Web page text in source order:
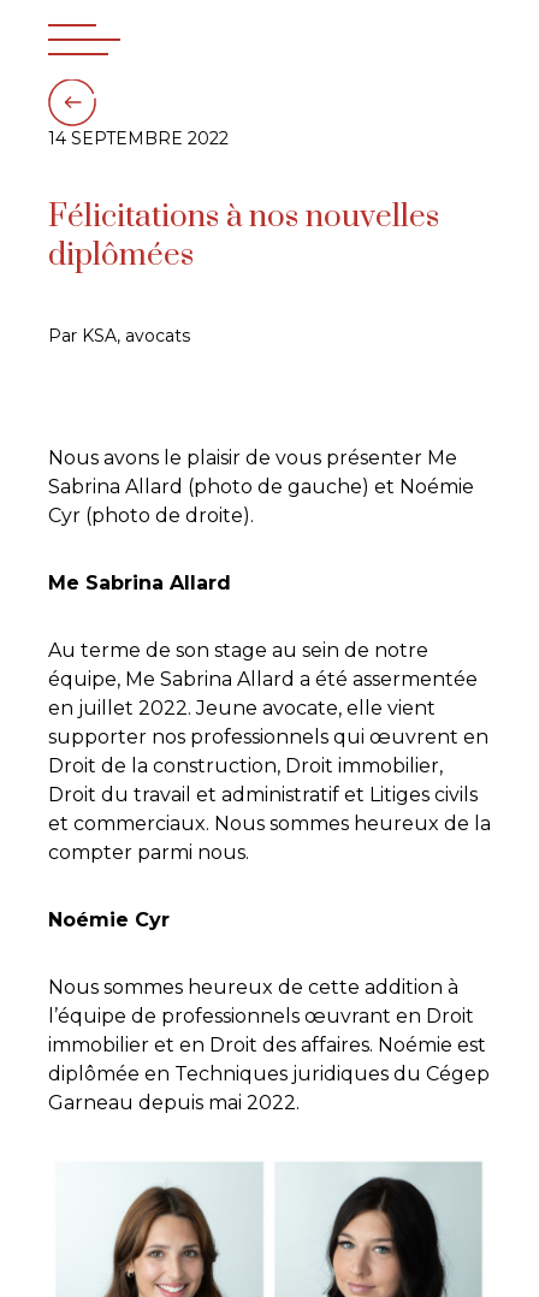
14 SEPTEMBRE 2022
Félicitations à nos nouvelles
diplômées
Par KSA, avocats
Nous avons le plaisir de vous présenter Me
Sabrina Allard (photo de gauche) et Noémie
Cyr (photo de droite).
Me Sabrina Allard
Au terme de son stage au sein de notre
équipe, Me Sabrina Allard a été assermentée
en juillet 2022. Jeune avocate, elle vient
supporter nos professionnels qui œuvrent en
Droit de la construction, Droit immobilier,
Droit du travail et administratif et Litiges civils
et commerciaux. Nous sommes heureux de la
compter parmi nous.
Noémie Cyr
Nous sommes heureux de cette addition à
l’équipe de professionnels œuvrant en Droit
immobilier et en Droit des affaires. Noémie est
diplômée en Techniques juridiques du Cégep
Garneau depuis mai 2022.